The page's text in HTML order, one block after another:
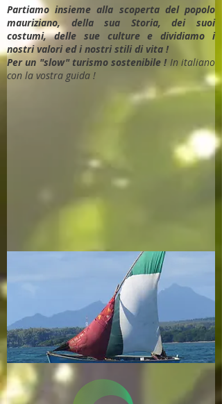
Partiamo insieme alla scoperta del popolo
mauriziano, della sua Storia, dei suoi
costumi, delle sue culture e dividiamo i
nostri valori ed i nostri stili di vita !
Per un "slow" turismo sostenibile !In italiano
con la vostra guida !